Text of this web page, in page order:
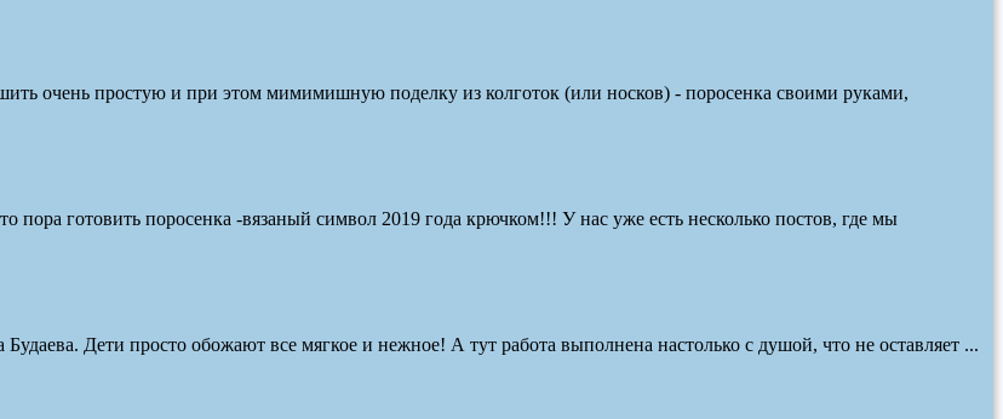
очень простую и при этом мимимишную поделку из колготок (или носков) - поросенка своими руками,
пора готовить поросенка -вязаный символ 2019 года крючком!!! У нас уже есть несколько постов, где мы
Дети просто обожают все мягкое и нежное! А тут работа выполнена настолько с душой, что не оставляет ...